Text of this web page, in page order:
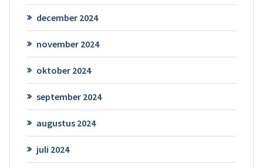
december 2024
november 2024
oktober 2024
september 2024
augustus 2024
juli 2024